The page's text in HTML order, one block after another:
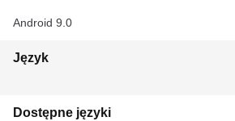
Android 9.0
Język
Dostępne języki